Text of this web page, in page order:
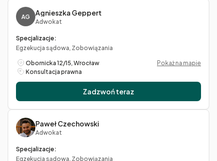
AG Agnieszka Geppert
Adwokat
Specjalizacje:
Egzekucja sądowa, Zobowiązania
Obornicka 12/15, Wrocław
Pokaż na mapie
Konsultacja prawna
Zadzwoń teraz
Paweł Czechowski
Adwokat
Specjalizacje:
Egzekucja sądowa, Zobowiązania